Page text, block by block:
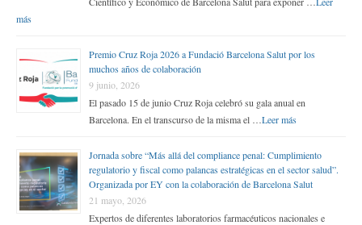
más
Premio Cruz Roja 2026 a Fundació Barcelona Salut por los
muchos años de colaboración
9 junio, 2026
El pasado 15 de junio Cruz Roja celebró su gala anual en
Barcelona. En el transcurso de la misma el … Leer más
Jornada sobre “Más allá del compliance penal: Cumplimiento
regulatorio y fiscal como palancas estratégicas en el sector salud”.
Organizada por EY con la colaboración de Barcelona Salut
21 mayo, 2026
Expertos de diferentes laboratorios farmacéuticos nacionales e